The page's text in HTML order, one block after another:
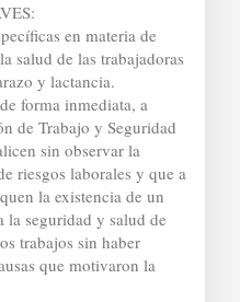
en materia de
salud de las trabajadoras
y lactancia.
forma inmediata, a
de Trabajo y Seguridad
sin observar la
riesgos laborales y que a
la existencia de un
la seguridad y salud de
trabajos sin haber
que motivaron la